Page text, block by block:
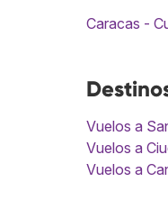
Caracas -
Vuelos a
Vuelos a
Vuelos a